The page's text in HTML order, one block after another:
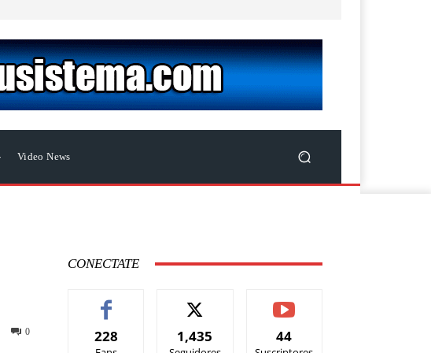
Video News
0
CONECTATE
228 1,435 44